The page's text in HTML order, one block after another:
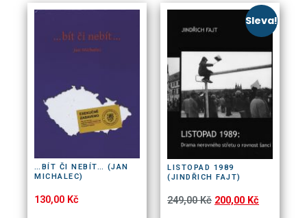
…BÍT ČI NEBÍT… (JAN
MICHALEC)
130,00 Kč
Sleva!
LISTOPAD 1989
(JINDŘICH FAJT)
249,00Kč 200,00 Kč